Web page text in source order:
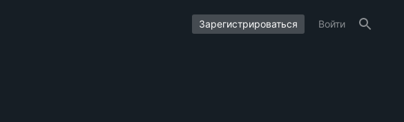
Зарегистрироваться Войти